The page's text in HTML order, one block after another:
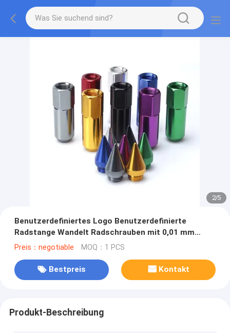
2/5
Benutzerdefiniertes Logo Benutzerdefinierte
Radstange Wandelt Radschrauben mit 0,01 mm
Toleranz in Lug Nuts um
Preis：negotiable MOQ：1 PCS
Bestpreis Kontakt
Produkt-Beschreibung